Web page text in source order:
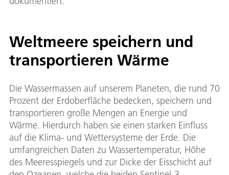
Weltmeere speichern und
transportieren Wärme
Die Wassermassen auf unserem Planeten, die rund 70
Prozent der Erdoberfläche bedecken, speichern und
transportieren große Mengen an Energie und
Wärme. Hierdurch haben sie einen starken Einfluss
auf die Klima- und Wettersysteme der Erde. Die
umfangreichen Daten zu Wassertemperatur, Höhe
des Meeresspiegels und zur Dicke der Eisschicht auf